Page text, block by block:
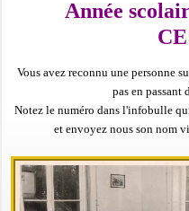
Année
Vous avez reconnu une personne
pas en passant
Notez le numéro dans l'infobulle
et envoyez nous son nom
PERMIS DE
Depuis le 3 janvier 2022,
voie électronique (SVE)